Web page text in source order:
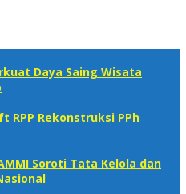
Daya Saing Wisata
RPP Rekonstruksi PPh
Soroti Tata Kelola dan